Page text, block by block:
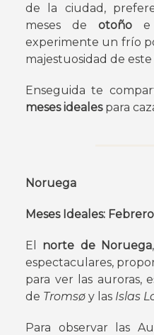
de la ciudad,
meses de otoño
experimente un frío
majestuosidad de
Enseguida te
meses idealespara
Noruega
Meses Ideales:
El norte de Noruega
espectaculares,
para ver las auroras,
de Tromsø y las Islas
Para observar las